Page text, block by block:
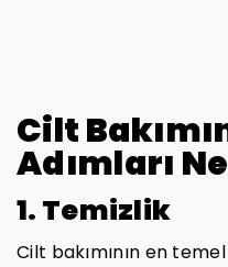
Cilt
Adımları
1. Temizlik
Cilt bakımının en